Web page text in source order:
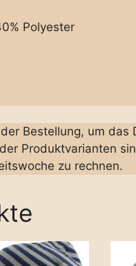
Polyester
Bestellung, um das
Produktvarianten
zu rechnen.